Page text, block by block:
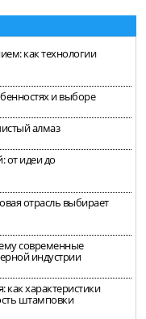
как технологии
и выборе
алмаз
от идеи до
отрасль выбирает
современные
индустрии
характеристики
штамповки